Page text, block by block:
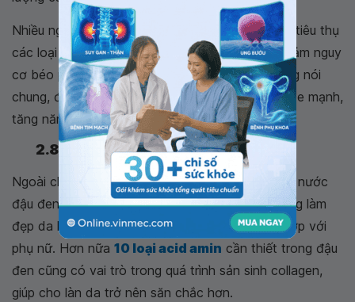
Nhiều nghiên cứu đã gợi ý rằng việc tăng cường tiêu thụ
các loại thực phẩm thực vật như đậu đen làm giảm nguy
cơ béo phì, tiểu đường, bệnh tim và tỷ lệ tử vong nói
chung, đồng thời thúc đẩy làn da và mái tóc khỏe mạnh,
tăng năng lượng và giảm tổng trọng lượng.
2.8. Làm đẹp da
Ngoài chức năng sử dụng đậu đen làm thuốc thì nước
đậu đen được dùng như một món ăn có tác dụng làm
đẹp da hiệu quả. Đây có lẽ là món ăn khá phù hợp với
phụ nữ. Hơn nữa 10 loại acid amin cần thiết trong đậu
đen cũng có vai trò trong quá trình sản sinh collagen,
giúp cho làn da trở nên săn chắc hơn.